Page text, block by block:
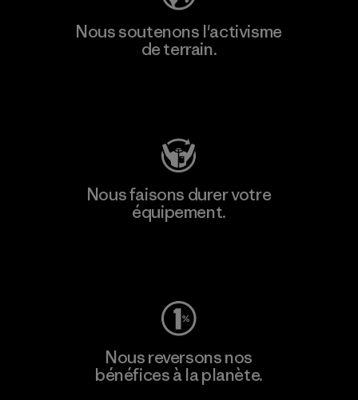
Nous soutenons l'activisme
de terrain.
Nous faisons durer votre
équipement.
Nous reversons nos
bénéfices à la planète.